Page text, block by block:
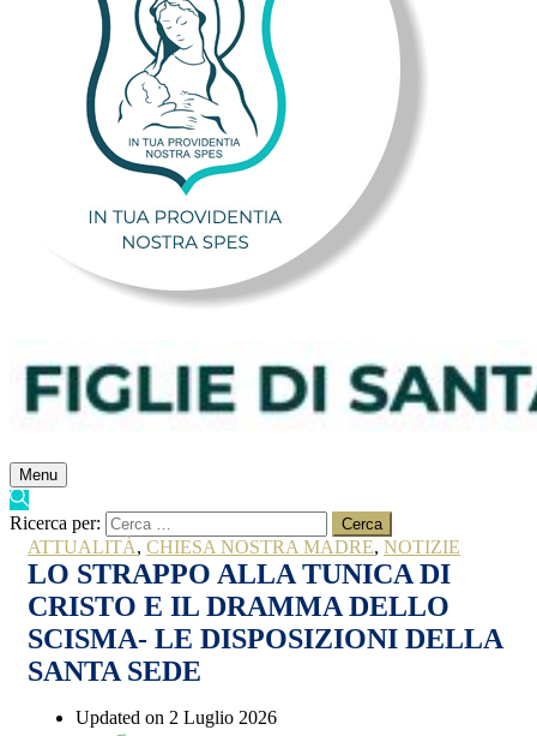
Menu
Ricerca per:
ATTUALITÀ, CHIESA NOSTRA MADRE, NOTIZIE
LO STRAPPO ALLA TUNICA DI
CRISTO E IL DRAMMA DELLO
SCISMA- LE DISPOSIZIONI DELLA
SANTA SEDE
Updated on 2 Luglio 2026